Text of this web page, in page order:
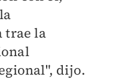
trae la
dijo.